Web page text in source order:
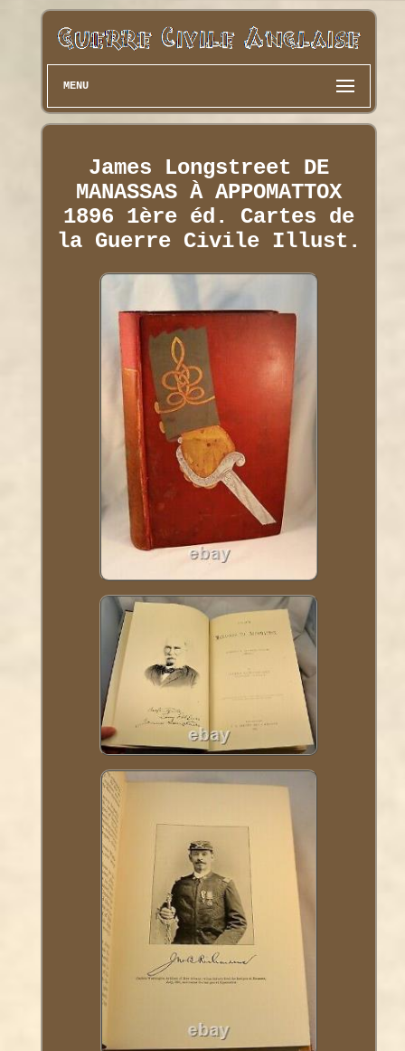
MENU
James Longstreet DE
MANASSAS À APPOMATTOX
1896 1ère éd. Cartes de
la Guerre Civile Illust.